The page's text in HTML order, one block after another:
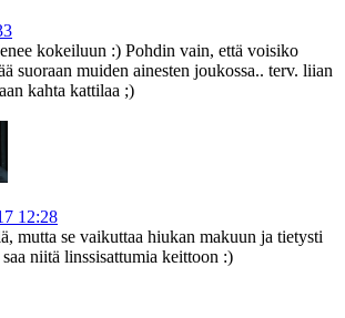
kokeiluun :) Pohdin vain, että voisiko
suoraan muiden ainesten joukossa.. terv. liian
kahta kattilaa ;)
12:28
mutta se vaikuttaa hiukan makuun ja tietysti
niitä linssisattumia keittoon :)